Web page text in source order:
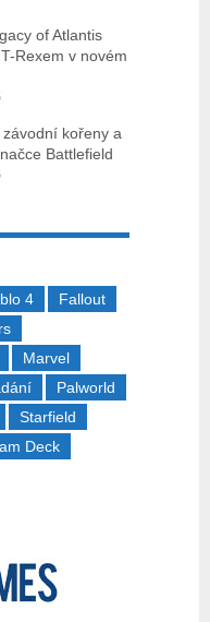
of Atlantis
Rexem v novém
kořeny a
Battlefield
4
Fallout
Marvel
Palworld
Starfield
Deck